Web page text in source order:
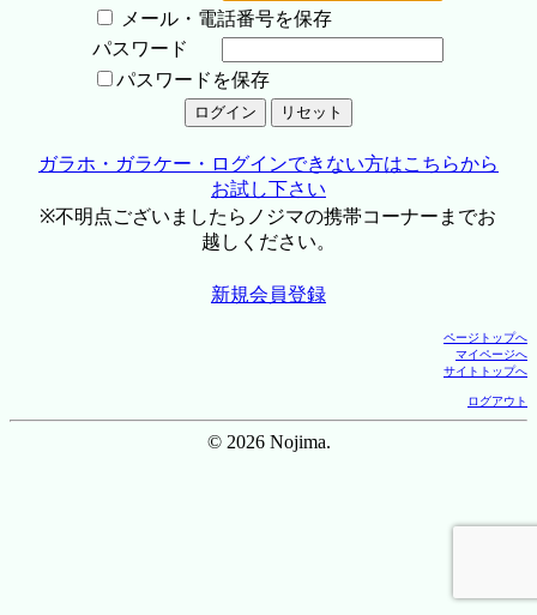
メール・電話番号を保存
パスワード
パスワードを保存
ガラホ・ガラケー・ログインできない方はこちらから
お試し下さい
※不明点ございましたらノジマの携帯コーナーまでお
越しください。
新規会員登録
ページトップへ
マイページへ
サイトトップへ
ログアウト
© 2026 Nojima.